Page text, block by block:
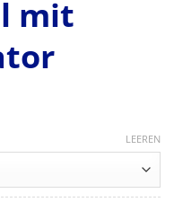
mit
LEEREN